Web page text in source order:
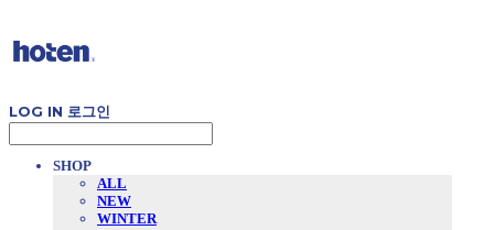
LOG IN 로그인
SHOP
ALL
NEW
WINTER